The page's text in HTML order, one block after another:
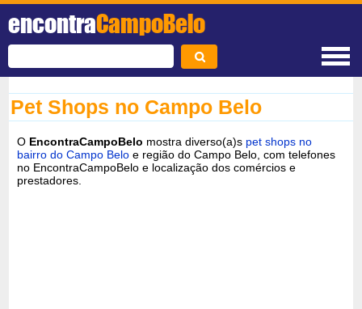
encontraCampoBelo
Pet Shops no Campo Belo
O EncontraCampoBelo mostra diverso(a)s pet shops no
bairro do Campo Belo e região do Campo Belo, com telefones
no EncontraCampoBelo e localização dos comércios e
prestadores.